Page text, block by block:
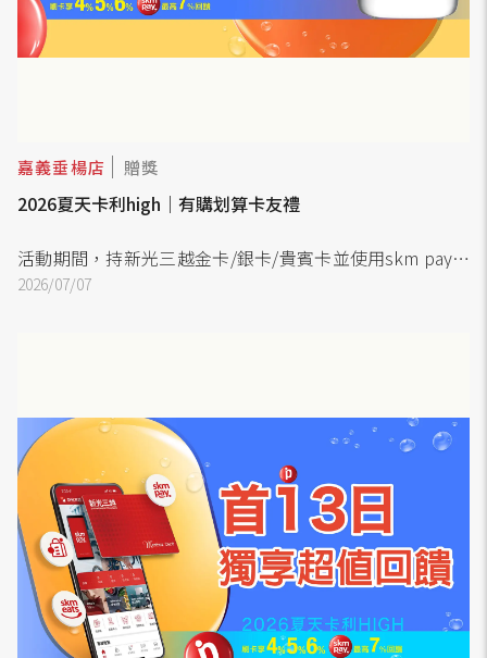
嘉義垂楊店 贈獎
2026夏天卡利high｜有購划算卡友禮
活動期間，持新光三越金卡/銀卡/貴賓卡並使用skm pay綁
定11大指定銀行(同卡利High參加銀行)信用卡，當日當店單
卡刷卡消費達指定門檻，即可憑新光三越APP至贈品處兌換
2026/07/07